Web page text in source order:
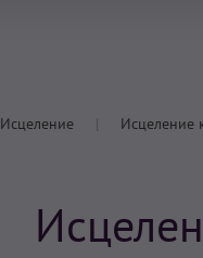
Исцеление Исцеление